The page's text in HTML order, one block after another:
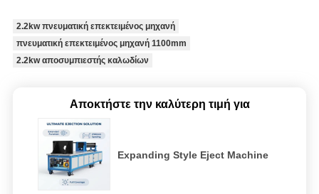
2.2kw πνευματική επεκτειμένος μηχανή
πνευματική επεκτειμένος μηχανή 1100mm
2.2kw αποσυμπιεστής καλωδίων
Αποκτήστε την καλύτερη τιμή για
Expanding Style Eject Machine